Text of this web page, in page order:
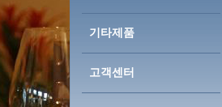
기타제품
고객센터